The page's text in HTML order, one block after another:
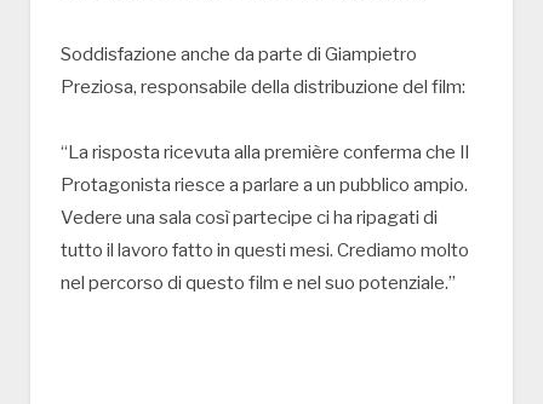
Soddisfazione anche da parte di Giampietro
Preziosa, responsabile della distribuzione del film:
“La risposta ricevuta alla première conferma che Il
Protagonista riesce a parlare a un pubblico ampio.
Vedere una sala così partecipe ci ha ripagati di
tutto il lavoro fatto in questi mesi. Crediamo molto
nel percorso di questo film e nel suo potenziale.”